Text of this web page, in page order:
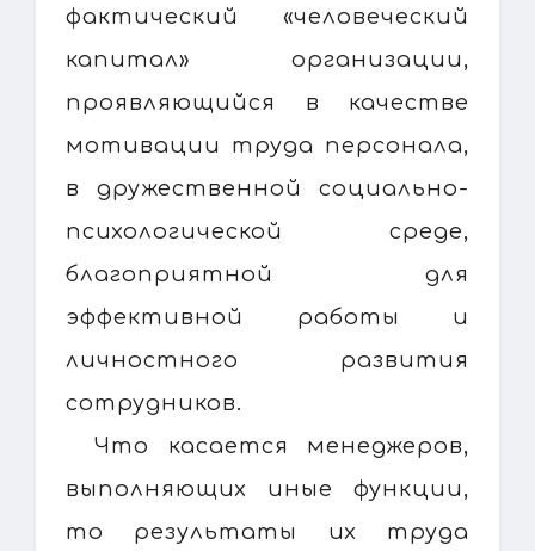
фактический «человеческий
капитал» организации,
проявляющийся в качестве
мотивации труда персонала,
в дружественной социально-
психологической среде,
благоприятной для
эффективной работы и
личностного развития
сотрудников.
Что касается менеджеров,
выполняющих иные функции,
то результаты их труда